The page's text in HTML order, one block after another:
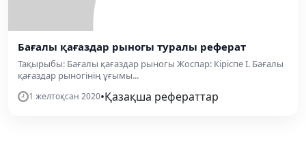
Бағалы қағаздар рыногы туралы реферат
Тақырыбы: Бағалы қағаздар рыногы Жоспар: Кіріспе І. Бағалы
қағаздар рыногінің ұғымы...
1 желтоқсан 2020•Қазақша рефераттар